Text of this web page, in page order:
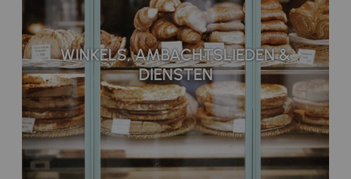
WINKELS, AMBACHTSLIEDEN &
DIENSTEN